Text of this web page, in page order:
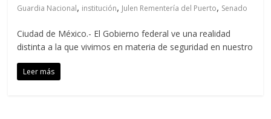
Guardia Nacional, institución, Julen Rementería del Puerto, Senado
Ciudad de México.- El Gobierno federal ve una realidad
distinta a la que vivimos en materia de seguridad en nuestro
Leer más